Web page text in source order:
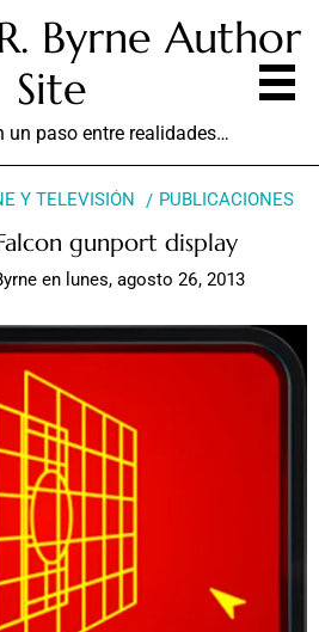
Byrne Author
Site
un paso entre realidades…
Y TELEVISIÓN PUBLICACIONES
gunport display
en lunes, agosto 26, 2013